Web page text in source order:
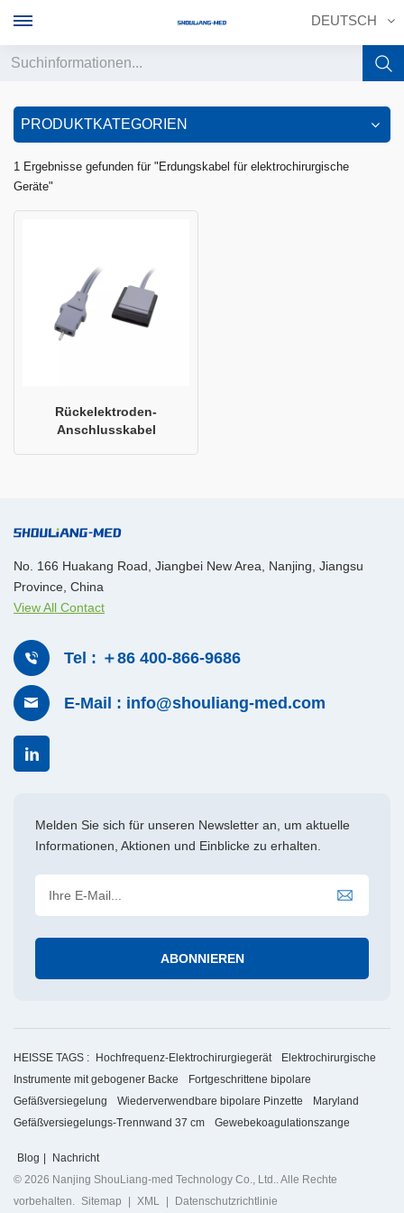
DEUTSCH
English
français
PRODUKTKATEGORIEN
1 Ergebnisse gefunden für "Erdungskabel für elektrochirurgische
Geräte"
Rückelektroden-
Anschlusskabel
No. 166 Huakang Road, Jiangbei New Area, Nanjing, Jiangsu
Province, China
View All Contact
Tel : ＋86 400-866-9686
E-Mail : info@shouliang-med.com
Melden Sie sich für unseren Newsletter an, um aktuelle
Informationen, Aktionen und Einblicke zu erhalten.
HEISSE TAGS : Hochfrequenz-Elektrochirurgiegerät
Elektrochirurgische
Instrumente mit gebogener Backe
Fortgeschrittene bipolare
Gefäßversiegelung
Wiederverwendbare bipolare Pinzette
Maryland
Gefäßversiegelungs-Trennwand 37 cm
Gewebekoagulationszange
Blog |
Nachricht
© 2026 Nanjing ShouLiang-med Technology Co., Ltd.. Alle Rechte
vorbehalten.
Sitemap | XML | Datenschutzrichtlinie